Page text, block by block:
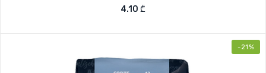
4.10 ₾
-21%